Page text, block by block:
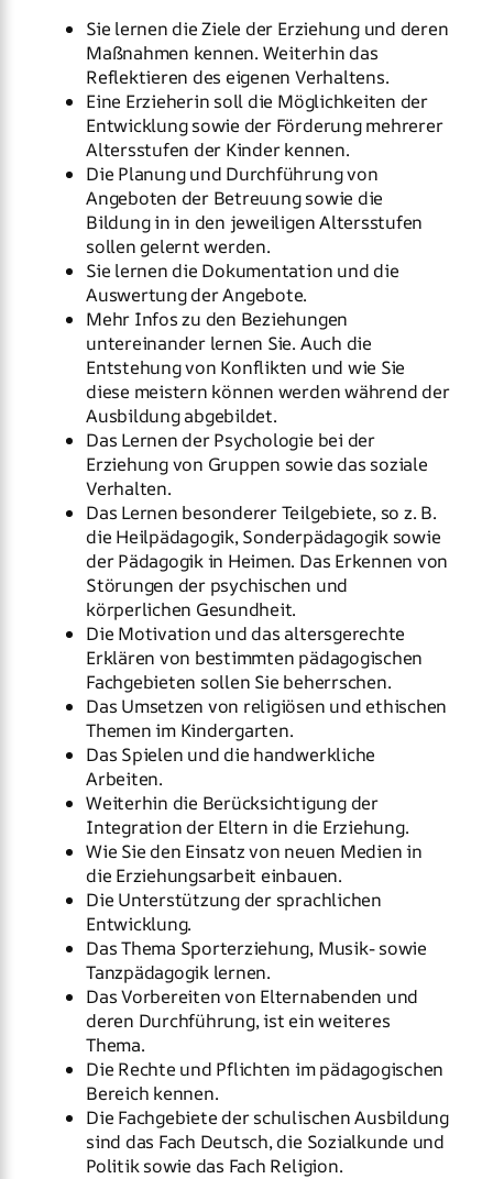
Sie lernen die Ziele der Erziehung und deren
Maßnahmen kennen. Weiterhin das
Reflektieren des eigenen Verhaltens.
Eine Erzieherin soll die Möglichkeiten der
Entwicklung sowie der Förderung mehrerer
Altersstufen der Kinder kennen.
Die Planung und Durchführung von
Angeboten der Betreuung sowie die
Bildung in in den jeweiligen Altersstufen
sollen gelernt werden.
Sie lernen die Dokumentation und die
Auswertung der Angebote.
Mehr Infos zu den Beziehungen
untereinander lernen Sie. Auch die
Entstehung von Konflikten und wie Sie
diese meistern können werden während der
Ausbildung abgebildet.
Das Lernen der Psychologie bei der
Erziehung von Gruppen sowie das soziale
Verhalten.
Das Lernen besonderer Teilgebiete, so z. B.
die Heilpädagogik, Sonderpädagogik sowie
der Pädagogik in Heimen. Das Erkennen von
Störungen der psychischen und
körperlichen Gesundheit.
Die Motivation und das altersgerechte
Erklären von bestimmten pädagogischen
Fachgebieten sollen Sie beherrschen.
Das Umsetzen von religiösen und ethischen
Themen im Kindergarten.
Das Spielen und die handwerkliche
Arbeiten.
Weiterhin die Berücksichtigung der
Integration der Eltern in die Erziehung.
Wie Sie den Einsatz von neuen Medien in
die Erziehungsarbeit einbauen.
Die Unterstützung der sprachlichen
Entwicklung.
Das Thema Sporterziehung, Musik- sowie
Tanzpädagogik lernen.
Das Vorbereiten von Elternabenden und
deren Durchführung, ist ein weiteres
Thema.
Die Rechte und Pflichten im pädagogischen
Bereich kennen.
Die Fachgebiete der schulischen Ausbildung
sind das Fach Deutsch, die Sozialkunde und
Politik sowie das Fach Religion.